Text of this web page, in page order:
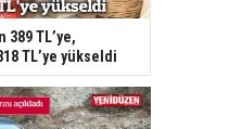
389 TL’ye,
TL’ye yükseldi